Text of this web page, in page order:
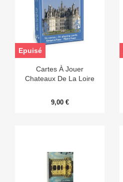
Cartes À Jouer
Chateaux De La Loire
9,00 €
Epuisé